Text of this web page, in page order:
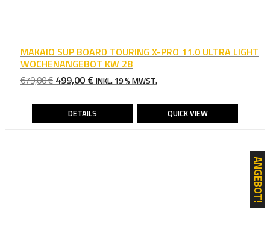
MAKAIO SUP BOARD TOURING X-PRO 11.0 ULTRA LIGHT
WOCHENANGEBOT KW 28
679,00€ URSPRÜNGLICHER
WAR:
679,00 €
499,00 € AKTUELLER
IST:
499,00 €.
INKL. 19 % MWST.
DETAILS QUICK VIEW
ANGEBOT!